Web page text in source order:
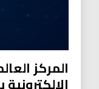
المركز